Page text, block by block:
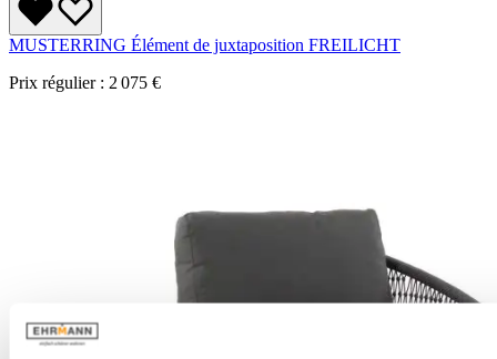
MUSTERRING Élément de juxtaposition FREILICHT
Prix régulier : 2 075 €